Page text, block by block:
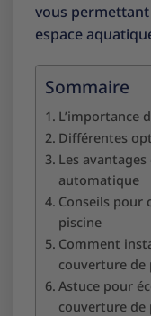
vous
espace
Sommaire
L’importance
Différentes
Les
automatique
Conseils pour
piscine
Comment
couverture de
Astuce pour
couverture de